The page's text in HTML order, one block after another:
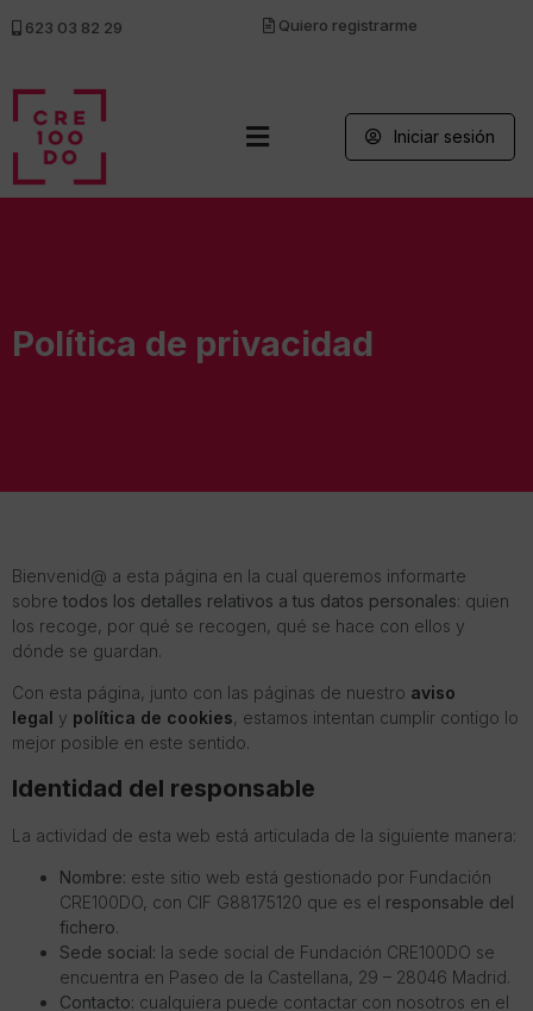
623 03 82 29 Quiero registrarme
Iniciar sesión
Política de privacidad
Bienvenid@ a esta página en la cual queremos informarte
sobre todos los detalles relativos a tus datos personales: quien
los recoge, por qué se recogen, qué se hace con ellos y
dónde se guardan.
Con esta página, junto con las páginas de nuestro aviso
legal y política de cookies, estamos intentan cumplir contigo lo
mejor posible en este sentido.
Identidad del responsable
La actividad de esta web está articulada de la siguiente manera:
Nombre: este sitio web está gestionado por Fundación
CRE100DO, con CIF G88175120 que es el responsable del
fichero.
Sede social: la sede social de Fundación CRE100DO se
encuentra en Paseo de la Castellana, 29 – 28046 Madrid.
Contacto: cualquiera puede contactar con nosotros en el